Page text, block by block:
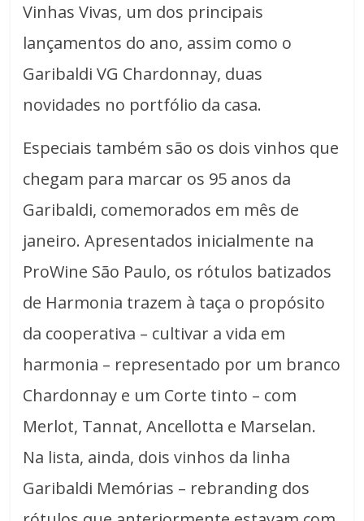
Vinhas Vivas, um dos principais
lançamentos do ano, assim como o
Garibaldi VG Chardonnay, duas
novidades no portfólio da casa.
Especiais também são os dois vinhos que
chegam para marcar os 95 anos da
Garibaldi, comemorados em mês de
janeiro. Apresentados inicialmente na
ProWine São Paulo, os rótulos batizados
de Harmonia trazem à taça o propósito
da cooperativa – cultivar a vida em
harmonia – representado por um branco
Chardonnay e um Corte tinto – com
Merlot, Tannat, Ancellotta e Marselan.
Na lista, ainda, dois vinhos da linha
Garibaldi Memórias – rebranding dos